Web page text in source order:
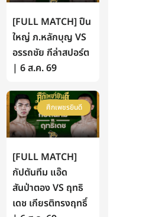
[FULL MATCH] ปืน
ใหญ่ ภ.หลักบุญ VS
อรรถชัย กีล่าสปอร์ต
| 6 ส.ค. 69
ศึกเพชรยินดี
[FULL MATCH]
กัปตันทีม แอ๊ด
สันป่าตอง VS ฤทธิ
เดช เกียรติทรงฤทธิ์